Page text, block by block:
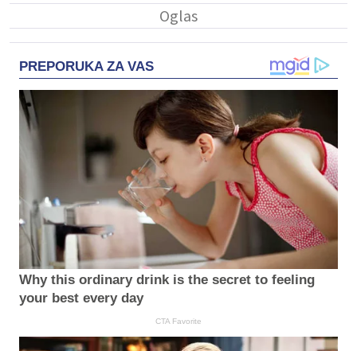
PREPORUKA ZA VAS
Why this ordinary drink is the secret to feeling
your best every day
CTA Favorite